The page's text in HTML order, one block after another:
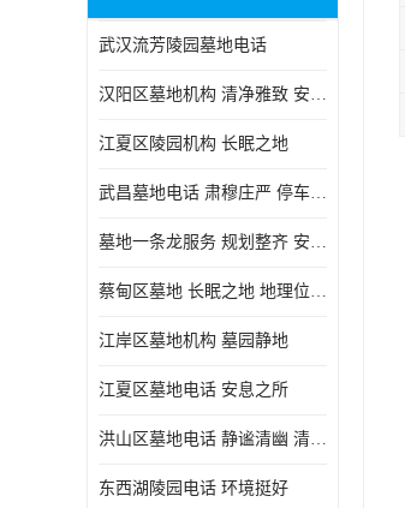
武汉流芳陵园墓地电话
汉阳区墓地机构 清净雅致 安息之所
江夏区陵园机构 长眠之地
武昌墓地电话 肃穆庄严 停车方便
墓地一条龙服务 规划整齐 安息之所
蔡甸区墓地 长眠之地 地理位置好
江岸区墓地机构 墓园静地
江夏区墓地电话 安息之所
洪山区墓地电话 静谧清幽 清净雅致
东西湖陵园电话 环境挺好